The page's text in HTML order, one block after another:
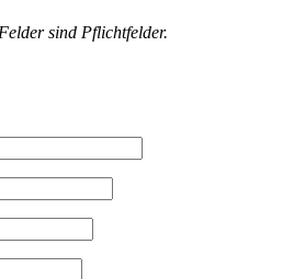
sind Pflichtfelder.